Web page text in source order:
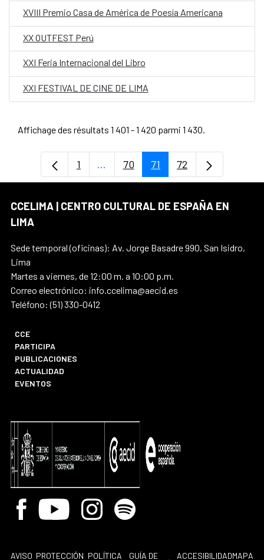
XVIII Premio Casa de América de Poesía Americana
XX OUTFEST Perú
XXI Feria Internacional del Libro
XXI FESTIVAL DE CINE DE LIMA
Affichage des résultats 1 401 - 1 420 parmi 1 430.
Page
1 ...Pages intermédiaires Utilisez TAB
Page
70 Page
71 Page
72
CCELIMA | CENTRO CULTURAL DE ESPAÑA EN
LIMA
Sede temporal (oficinas): Av. Jorge Basadre 990, San Isidro,
Lima
Martes a viernes, de 12:00 m. a 10:00 p.m.
Correo electrónico: info.ccelima@aecid.es
Teléfono: (51) 330-0412
CCE
PARTICIPA
PUBLICACIONES
ACTUALIDAD
EVENTOS
Facebook
Youtube InstagramSpotify
AVISO PROTECCIÓN POLÍTICA
GUÍA DE
ACCESIBILIDADMAPA